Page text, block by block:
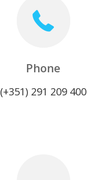
Phone
(+351) 291 209 400